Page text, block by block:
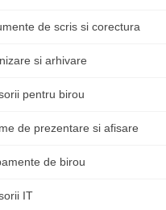
de scris si corectura
si arhivare
pentru birou
de prezentare si afisare
de birou
IT